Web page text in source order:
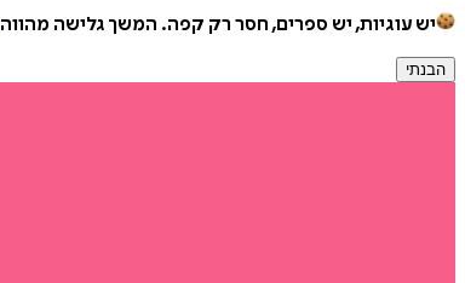
יש עוגיות, יש ספרים, חסר רק קפה. המשך גלישה מהווה
הבנתי